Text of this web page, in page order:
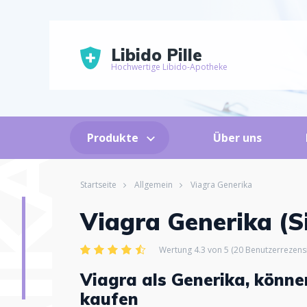
Libido Pille
Hochwertige Libido-Apotheke
Produkte Über uns
Startseite Allgemein Viagra Generika
Viagra Generika
Wertung 4.3 von 5 (20
Viagra als Generika,
kaufen